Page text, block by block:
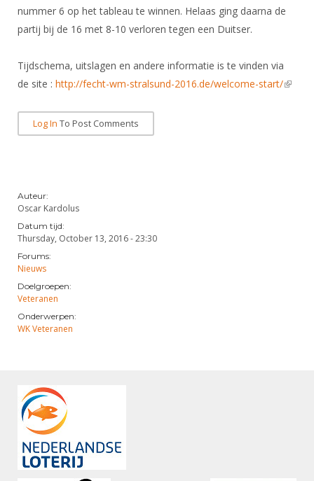
Verwerk wedstrijduitslagen
Promotie en logo
Geschiedenis van het schermen
Touché
nummer 6 op het tableau te winnen. Helaas ging daarna de
partij bij de 16 met 8-10 verloren tegen een Duitser.
Tijdschema, uitslagen en andere informatie is te vinden via
de site : http://fecht-wm-stralsund-2016.de/welcome-start/(link is
Log In To Post Comments
Auteur:
Oscar Kardolus
Datum tijd:
Thursday, October 13, 2016 - 23:30
Forums:
Nieuws
Doelgroepen:
Veteranen
Onderwerpen:
WK Veteranen